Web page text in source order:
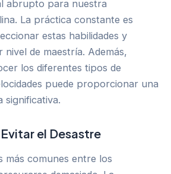
abrupto para nuestra
La práctica constante es
estas habilidades y
de maestría. Además,
los diferentes tipos de
puede proporcionar una
significativa.
el Desastre
más comunes entre los